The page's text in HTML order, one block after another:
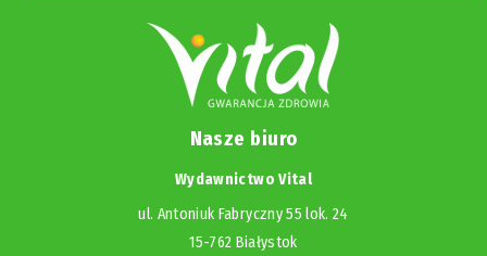
Nasze biuro
Wydawnictwo Vital
ul. Antoniuk Fabryczny 55 lok. 24
15-762 Białystok